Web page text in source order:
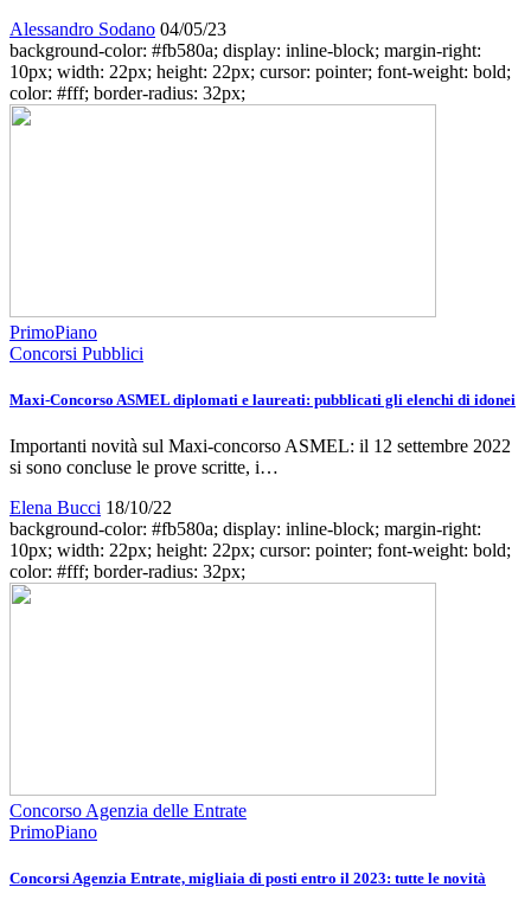
Alessandro Sodano 04/05/23
background-color: #fb580a; display: inline-block; margin-right:
10px; width: 22px; height: 22px; cursor: pointer; font-weight: bold;
color: #fff; border-radius: 32px;
PrimoPiano
Concorsi Pubblici
Maxi-Concorso ASMEL diplomati e laureati: pubblicati gli elenchi di idonei
Importanti novità sul Maxi-concorso ASMEL: il 12 settembre 2022
si sono concluse le prove scritte, i…
Elena Bucci 18/10/22
background-color: #fb580a; display: inline-block; margin-right:
10px; width: 22px; height: 22px; cursor: pointer; font-weight: bold;
color: #fff; border-radius: 32px;
Concorso Agenzia delle Entrate
PrimoPiano
Concorsi Agenzia Entrate, migliaia di posti entro il 2023: tutte le novità